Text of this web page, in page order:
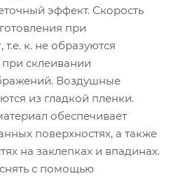
эффект. Скорость
при
к. не образуются
склеивании
Воздушные
из гладкой пленки.
обеспечивает
поверхностях, а также
на заклепках и впадинах.
с помощью